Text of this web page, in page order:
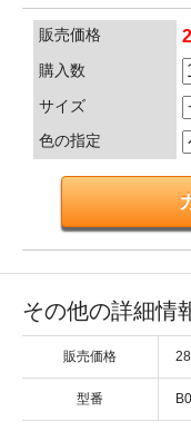
販売価格
購入数
サイズ
色の指定
その他の詳細情
販売価格
型番